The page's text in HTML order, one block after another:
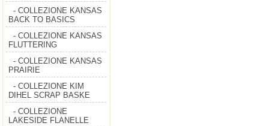
- COLLEZIONE KANSAS
BACK TO BASICS
- COLLEZIONE KANSAS
FLUTTERING
- COLLEZIONE KANSAS
PRAIRIE
- COLLEZIONE KIM
DIHEL SCRAP BASKE
- COLLEZIONE
LAKESIDE FLANELLE